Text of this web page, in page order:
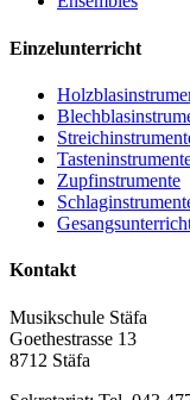
Einzelunterricht
Zupfinstrumente
Kontakt
Musikschule Stäfa
Goethestrasse 13
8712 Stäfa